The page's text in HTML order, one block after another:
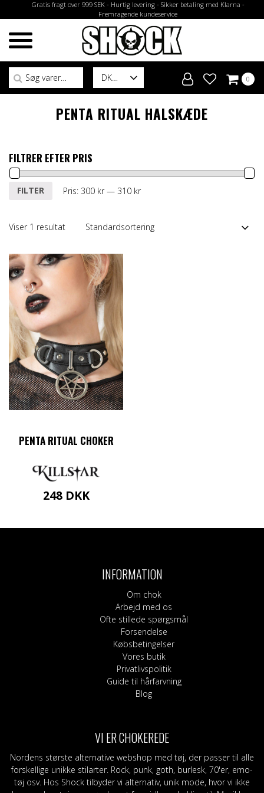
Gratis fragt over 999 SEK - Hurtig levering - Sikker betaling med Klarna -
Fremragende kundeservice
DK
Søg efter:
0
PENTA RITUAL HALSKÆDE
FILTRER EFTER PRIS
Mindste
Højeste
FILTER Pris: 300 kr— 310 kr
Viser 1 resultat
PENTA RITUAL CHOKER
248 DKK
INFORMATION
Om chok
Arbejd med os
Ofte stillede spørgsmål
Forsendelse
Købsbetingelser
Vores butik
Privatlivspolitik
Guide til hårfarvning
Blog
VI ER CHOKEREDE
Nordens største alternative webshop med tøj, der passer til alle
forskellige unikke stilarter. Rock, punk, goth, burlesk, 70'er, emo-
tøj osv. Hos Shock tilbyder vi alternativ, unik mode, hvor vi ikke